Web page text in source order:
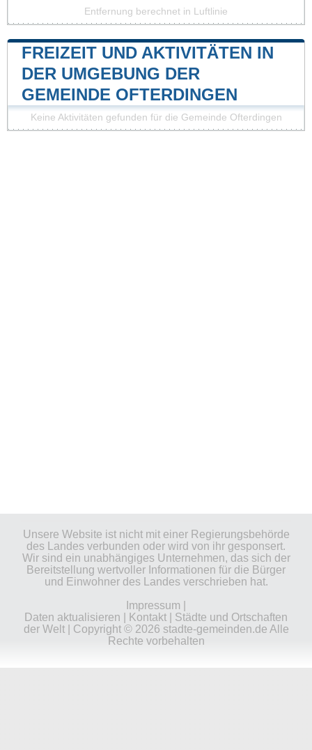
Entfernung berechnet in Luftlinie
FREIZEIT UND AKTIVITÄTEN IN
DER UMGEBUNG DER
GEMEINDE OFTERDINGEN
Keine Aktivitäten gefunden für die Gemeinde Ofterdingen
Unsere Website ist nicht mit einer Regierungsbehörde
des Landes verbunden oder wird von ihr gesponsert.
Wir sind ein unabhängiges Unternehmen, das sich der
Bereitstellung wertvoller Informationen für die Bürger
und Einwohner des Landes verschrieben hat.
Impressum
Daten aktualisieren
Kontakt
Städte und Ortschaften
der Welt| Copyright © 2026 stadte-gemeinden.de Alle
Rechte vorbehalten